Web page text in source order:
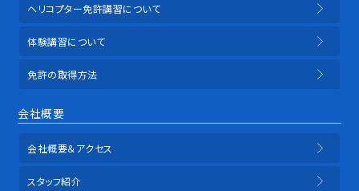
ヘリコプター免許講習について
体験講習について
免許の取得方法
会社概要
会社概要＆アクセス
スタッフ紹介